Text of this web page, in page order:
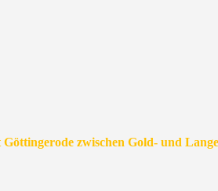
zwischen Gold- und